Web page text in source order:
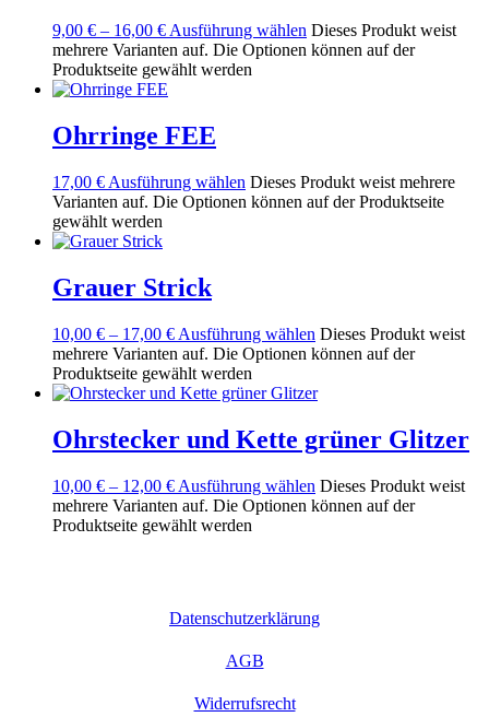
9,00 € – 16,00 € Ausführung wählen Dieses Produkt weist
mehrere Varianten auf. Die Optionen können auf der
Produktseite gewählt werden
Ohrringe FEE
17,00 € Ausführung wählen Dieses Produkt weist mehrere
Varianten auf. Die Optionen können auf der Produktseite
gewählt werden
Grauer Strick
10,00 € – 17,00 € Ausführung wählen Dieses Produkt weist
mehrere Varianten auf. Die Optionen können auf der
Produktseite gewählt werden
Ohrstecker und Kette grüner Glitzer
10,00 € – 12,00 € Ausführung wählen Dieses Produkt weist
mehrere Varianten auf. Die Optionen können auf der
Produktseite gewählt werden
Datenschutzerklärung
AGB
Widerrufsrecht